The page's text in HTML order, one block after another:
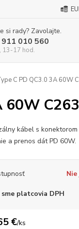
si rady? Zavolajte.
010 560
13-17 hod.
C PD QC3.0 3A 60W
60W
kábel s
a prenos dát PD 60W.
sme platcovia DPH
€/ks